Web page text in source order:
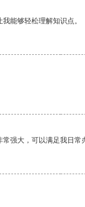
能够轻松理解知识点。
强大，可以满足我日常